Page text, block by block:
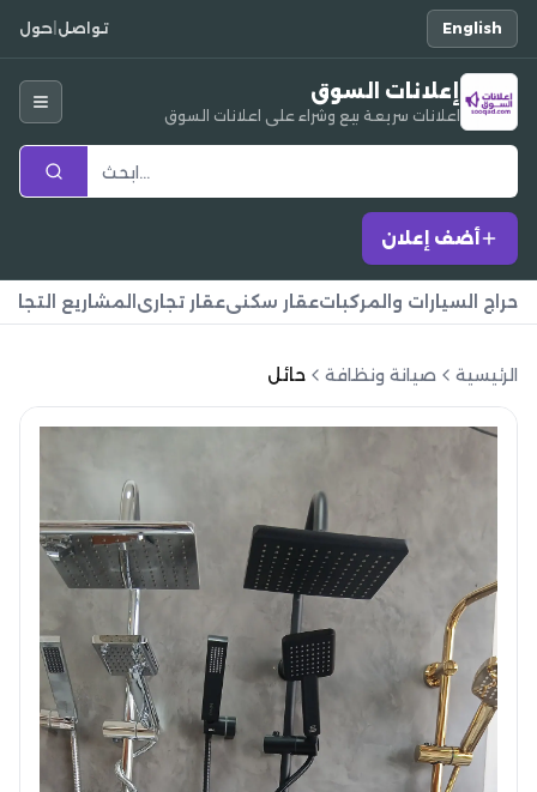
تواصل حول English
إعلانات السوق
اعلانات سريعة بيع وشراء على اعلانات السوق
أضف إعلان
حراج السيارات والمركباتعقار سكنيعقار تجاري المشاريع
الرئيسية صيانة ونظافة حائل